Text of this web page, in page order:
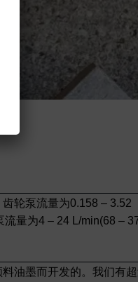
轮泵流量为0.158 – 3.52
流量为4 – 24 L/min(68 –
油墨而开发的。我们有